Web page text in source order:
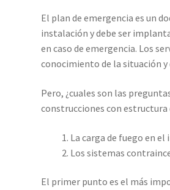
El plan de emergencia es un
instalación y debe ser
en caso de emergencia. Los
conocimiento de la situación y
Pero, ¿cuales son las
construcciones con estructura
La carga de fuego en
Los sistemas
El primer punto es el más